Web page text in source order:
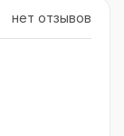
нет отзывов